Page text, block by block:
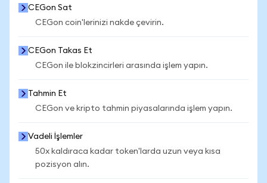
CEGon Sat
CEGon coin'lerinizi nakde çevirin.
CEGon Takas Et
CEGon ile blokzincirleri arasında işlem yapın.
Tahmin Et
CEGon ve kripto tahmin piyasalarında işlem yapın.
Vadeli İşlemler
50x kaldıraca kadar token'larda uzun veya kısa
pozisyon alın.